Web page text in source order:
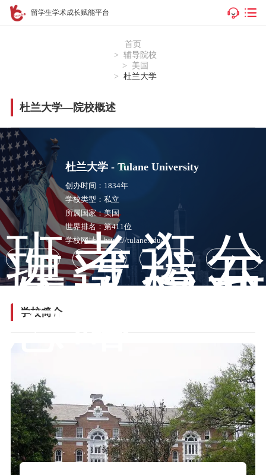
留学生学术成长赋能平台
首页
辅导院校
美国
杜兰大学
杜兰大学—院校概述
杜兰大学 - Tulane University
创办时间： 1834年
学校类型： 私立
所属国家：美国
世界排名：第411位
学校网址：https://tulane.edu/
班
课
信
息
考
试
攻
略
逛
校
园
公
开
课
学校简介